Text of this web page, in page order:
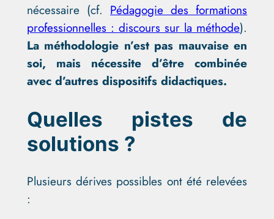
nécessaire (cf. Pédagogie des formations
professionnelles : discours sur la méthode).
La méthodologie n’est pas mauvaise en
soi, mais nécessite d’être combinée
avec d’autres dispositifs didactiques.
Quelles pistes de
solutions ?
Plusieurs dérives possibles ont été relevées
: